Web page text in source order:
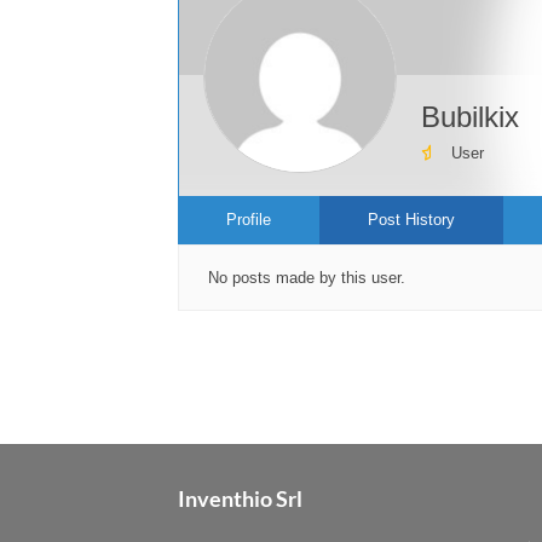
Bubilkix
User
Profile Post History
No posts made by this user.
Inventhio Srl